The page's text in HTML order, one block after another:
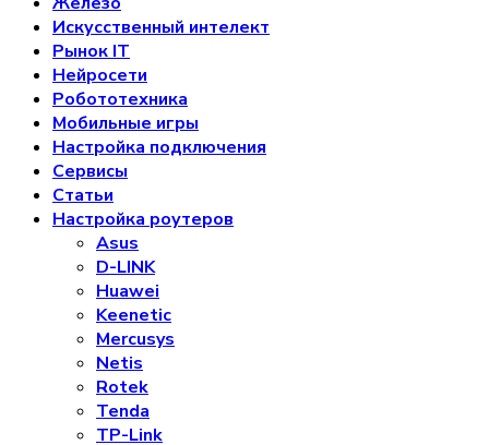
Искусственный интелект
Рынок IT
Нейросети
Робототехника
Мобильные игры
Настройка подключения
Сервисы
Статьи
Настройка роутеров
Asus
D-LINK
Huawei
Keenetic
Mercusys
Netis
Rotek
Tenda
TP-Link